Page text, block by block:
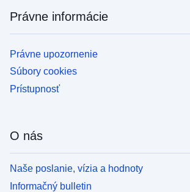
Právne informácie
Právne upozornenie
Súbory cookies
Prístupnosť
O nás
Naše poslanie, vízia a hodnoty
Informačný bulletin